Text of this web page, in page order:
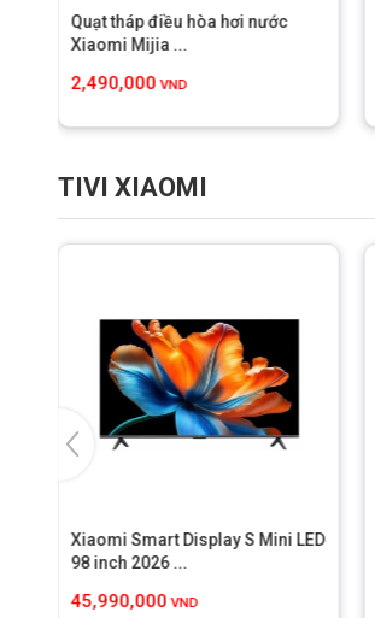
Quạt tháp điều hòa hơi nước
Xiaomi Mijia ...
2,490,000 VND
TIVI XIAOMI
Xiaomi Smart Display S Mini LED
98 inch 2026 ...
45,990,000 VND